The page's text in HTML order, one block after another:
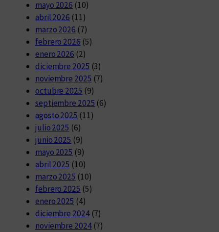
mayo 2026 (10)
abril 2026 (11)
marzo 2026 (7)
febrero 2026 (5)
enero 2026 (2)
diciembre 2025 (3)
noviembre 2025 (7)
octubre 2025 (9)
septiembre 2025 (6)
agosto 2025 (11)
julio 2025 (6)
junio 2025 (9)
mayo 2025 (9)
abril 2025 (10)
marzo 2025 (10)
febrero 2025 (5)
enero 2025 (4)
diciembre 2024(7)
noviembre 2024(7)